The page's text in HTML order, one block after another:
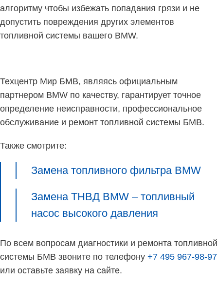
алгоритму чтобы избежать попадания грязи и не
допустить повреждения других элементов
топливной системы вашего BMW.
Техцентр Мир БМВ, являясь официальным
партнером BMW по качеству, гарантирует точное
определение неисправности, профессиональное
обслуживание и ремонт топливной системы БМВ.
Также смотрите:
Замена топливного фильтра BMW
Замена ТНВД BMW – топливный
насос высокого давления
По всем вопросам диагностики и ремонта топливной
системы БМВ звоните по телефону +7 495 967-98-97
или оставьте заявку на сайте.